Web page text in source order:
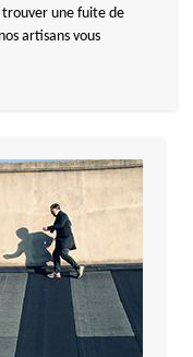
trouver une fuite de
artisans vous